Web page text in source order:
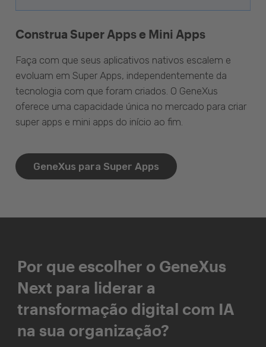
Construa Super Apps e Mini Apps
Faça com que seus aplicativos nativos escalem e
evoluam em Super Apps, independentemente da
tecnologia com que foram criados. O GeneXus
oferece uma capacidade única no mercado para criar
super apps e mini apps do início ao fim.
GeneXus para Super Apps
Por que escolher o GeneXus
Next para liderar a
transformação digital com IA
na sua organização?